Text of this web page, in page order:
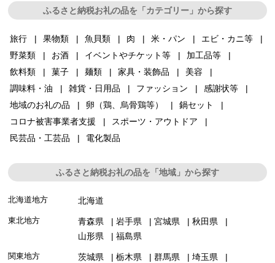
ふるさと納税お礼の品を「カテゴリー」から探す
旅行 果物類 魚貝類 肉 米・パン
エビ・カニ等
野菜類
お酒 イベントやチケット等
加工品等
飲料類
菓子 麺類 家具・装飾品
美容
調味料・油
雑貨・日用品 ファッション
感謝状等
地域のお礼の品
卵（鶏、烏骨鶏等）
鍋セット
コロナ被害事業者支援
スポーツ・アウトドア
民芸品・工芸品
電化製品
ふるさと納税お礼の品を「地域」から探す
北海道地方 北海道
東北地方 青森県 岩手県 宮城県
秋田県
山形県
福島県
関東地方 茨城県 栃木県 群馬県
埼玉県